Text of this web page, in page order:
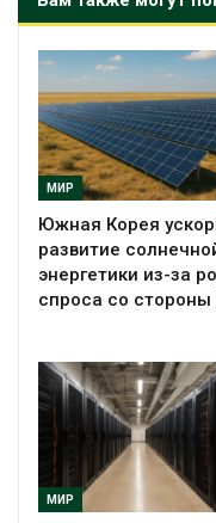
МИР
Южная Корея
развитие
энергетики из-за
спроса со стороны
МИР